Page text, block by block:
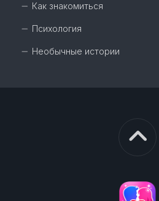
Как знакомиться
Психология
Необычные истории